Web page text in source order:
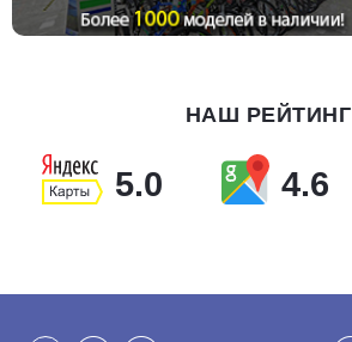
НАШ РЕЙТИНГ
5.0 4.6